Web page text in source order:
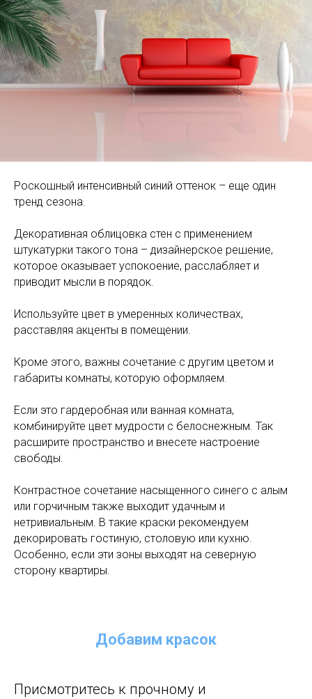
Роскошный интенсивный синий оттенок – еще один
тренд сезона.
Декоративная облицовка стен с применением
штукатурки такого тона – дизайнерское решение,
которое оказывает успокоение, расслабляет и
приводит мысли в порядок.
Используйте цвет в умеренных количествах,
расставляя акценты в помещении.
Кроме этого, важны сочетание с другим цветом и
габариты комнаты, которую оформляем.
Если это гардеробная или ванная комната,
комбинируйте цвет мудрости с белоснежным. Так
расширите пространство и внесете настроение
свободы.
Контрастное сочетание насыщенного синего с алым
или горчичным также выходит удачным и
нетривиальным. В такие краски рекомендуем
декорировать гостиную, столовую или кухню.
Особенно, если эти зоны выходят на северную
сторону квартиры.
Добавим красок
Присмотритесь к прочному и